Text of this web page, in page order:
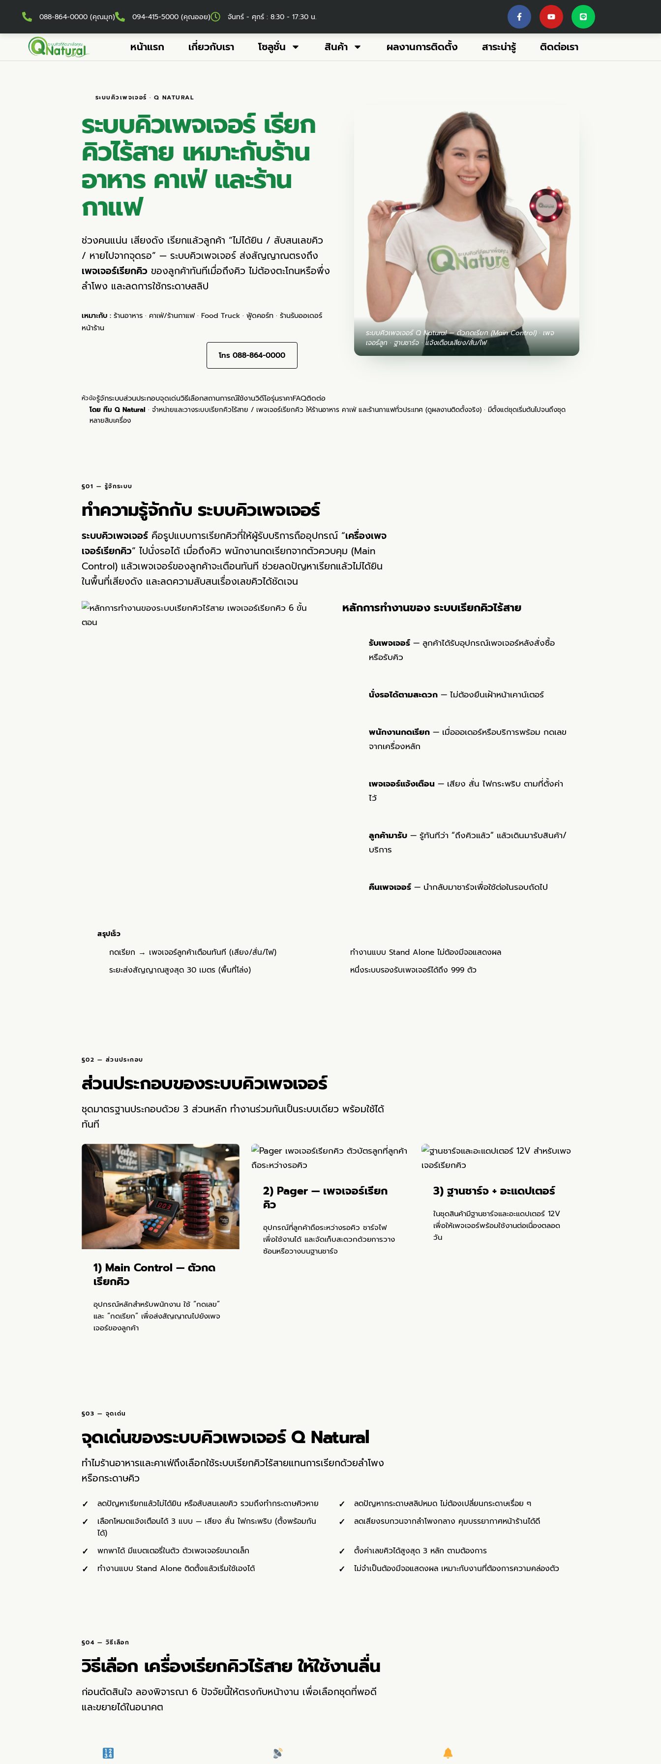
088-864-0000 (คุณมุก) 094-415-5000 (คุณออย) จันทร์ - ศุกร์ : 8:30 - 17:30 น.
หน้าแรก เกี่ยวกับเรา โซลูชั่น สินค้า ผลงานการติดตั้ง สาระน่ารู้ ติดต่อเรา
ระบบคิวเพจเจอร์ · Q NATURAL
ระบบคิวเพจเจอร์ เรียก
คิวไร้สาย เหมาะกับร้าน
อาหาร คาเฟ่ และร้าน
กาแฟ
ช่วงคนแน่น เสียงดัง เรียกแล้วลูกค้า “ไม่ได้ยิน / สับสนเลขคิว
/ หายไปจากจุดรอ” — ระบบคิวเพจเจอร์ ส่งสัญญาณตรงถึง
เพจเจอร์เรียกคิว ของลูกค้าทันทีเมื่อถึงคิว ไม่ต้องตะโกนหรือพึ่ง
ลำโพง และลดการใช้กระดาษสลิป
เหมาะกับ : ร้านอาหาร · คาเฟ่/ร้านกาแฟ · Food Truck · ฟู้ดคอร์ท · ร้านรับออเดอร์
หน้าร้าน
โทร 088-864-0000
ระบบคิวเพจเจอร์ Q Natural — ตัวกดเรียก (Main Control) · เพจ
เจอร์ลูก · ฐานชาร์จ · แจ้งเตือนเสียง/สั่น/ไฟ
หัวข้อรู้จักระบบส่วนประกอบจุดเด่นวิธีเลือกสถานการณ์ใช้งานวิดีโอรุ่นราคาFAQติดต่อ
โดย ทีม Q Natural · จำหน่ายและวางระบบเรียกคิวไร้สาย / เพจเจอร์เรียกคิว ให้ร้านอาหาร คาเฟ่ และร้านกาแฟทั่วประเทศ (ดูผลงานติดตั้งจริง) · มีตั้งแต่ชุดเริ่มต้นไปจนถึงชุด
หลายสิบเครื่อง
§01 — รู้จักระบบ
ทำความรู้จักกับ ระบบคิวเพจเจอร์
ระบบคิวเพจเจอร์ คือรูปแบบการเรียกคิวที่ให้ผู้รับบริการถืออุปกรณ์ “เครื่องเพจ
เจอร์เรียกคิว” ไปนั่งรอได้ เมื่อถึงคิว พนักงานกดเรียกจากตัวควบคุม (Main
Control) แล้วเพจเจอร์ของลูกค้าจะเตือนทันที ช่วยลดปัญหาเรียกแล้วไม่ได้ยิน
ในพื้นที่เสียงดัง และลดความสับสนเรื่องเลขคิวได้ชัดเจน
หลักการทำงานของ ระบบเรียกคิวไร้สาย
รับเพจเจอร์ — ลูกค้าได้รับอุปกรณ์เพจเจอร์หลังสั่งซื้อ
หรือรับคิว
นั่งรอได้ตามสะดวก — ไม่ต้องยืนเฝ้าหน้าเคาน์เตอร์
พนักงานกดเรียก — เมื่อออเดอร์หรือบริการพร้อม กดเลข
จากเครื่องหลัก
เพจเจอร์แจ้งเตือน — เสียง สั่น ไฟกระพริบ ตามที่ตั้งค่า
ไว้
ลูกค้ามารับ — รู้ทันทีว่า “ถึงคิวแล้ว” แล้วเดินมารับสินค้า/
บริการ
คืนเพจเจอร์ — นำกลับมาชาร์จเพื่อใช้ต่อในรอบถัดไป
สรุปเร็ว
กดเรียก → เพจเจอร์ลูกค้าเตือนทันที (เสียง/สั่น/ไฟ)
ทำงานแบบ Stand Alone ไม่ต้องมีจอแสดงผล
ระยะส่งสัญญาณสูงสุด 30 เมตร (พื้นที่โล่ง)
หนึ่งระบบรองรับเพจเจอร์ได้ถึง 999 ตัว
§02 — ส่วนประกอบ
ส่วนประกอบของระบบคิวเพจเจอร์
ชุดมาตรฐานประกอบด้วย 3 ส่วนหลัก ทำงานร่วมกันเป็นระบบเดียว พร้อมใช้ได้
ทันที
1) Main Control — ตัวกด
เรียกคิว
อุปกรณ์หลักสำหรับพนักงาน ใช้ “กดเลข”
และ “กดเรียก” เพื่อส่งสัญญาณไปยังเพจ
เจอร์ของลูกค้า
2) Pager — เพจเจอร์เรียก
คิว
อุปกรณ์ที่ลูกค้าถือระหว่างรอคิว ชาร์จไฟ
เพื่อใช้งานได้ และจัดเก็บสะดวกด้วยการวาง
ซ้อนหรือวางบนฐานชาร์จ
3) ฐานชาร์จ + อะแดปเตอร์
ในชุดสินค้ามีฐานชาร์จและอะแดปเตอร์ 12V
เพื่อให้เพจเจอร์พร้อมใช้งานต่อเนื่องตลอด
วัน
§03 — จุดเด่น
จุดเด่นของระบบคิวเพจเจอร์ Q Natural
ทำไมร้านอาหารและคาเฟ่ถึงเลือกใช้ระบบเรียกคิวไร้สายแทนการเรียกด้วยลำโพง
หรือกระดาษคิว
ลดปัญหาเรียกแล้วไม่ได้ยิน หรือสับสนเลขคิว รวมถึงทำกระดาษคิวหาย
ลดปัญหากระดาษสลิปหมด ไม่ต้องเปลี่ยนกระดาษเรื่อย ๆ
เลือกโหมดแจ้งเตือนได้ 3 แบบ — เสียง สั่น ไฟกระพริบ (ตั้งพร้อมกัน
ได้)
ลดเสียงรบกวนจากลำโพงกลาง คุมบรรยากาศหน้าร้านได้ดี
พกพาได้ มีแบตเตอรี่ในตัว ตัวเพจเจอร์ขนาดเล็ก
ตั้งค่าเลขคิวได้สูงสุด 3 หลัก ตามต้องการ
ทำงานแบบ Stand Alone ติดตั้งแล้วเริ่มใช้เองได้
ไม่จำเป็นต้องมีจอแสดงผล เหมาะกับงานที่ต้องการความคล่องตัว
§04 — วิธีเลือก
วิธีเลือก เครื่องเรียกคิวไร้สาย ให้ใช้งานลื่น
ก่อนตัดสินใจ ลองพิจารณา 6 ปัจจัยนี้ให้ตรงกับหน้างาน เพื่อเลือกชุดที่พอดี
และขยายได้ในอนาคต